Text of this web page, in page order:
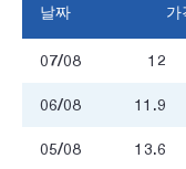
날짜 가
07/08 12
06/08 11.9
05/08 13.6